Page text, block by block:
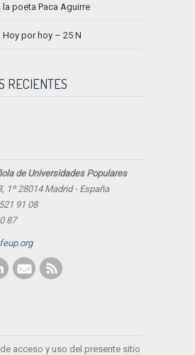
la poeta Paca Aguirre
por hoy – 25 N
RECIENTES
de Universidades Populares
1º 28014 Madrid - España
91 08
87
acceso y uso del presente sitio